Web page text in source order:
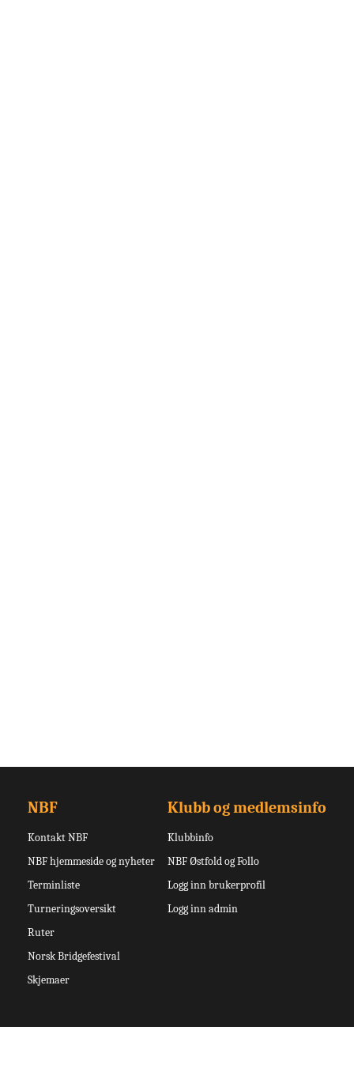
NBF
Kontakt NBF
NBF hjemmeside og nyheter
Terminliste
Turneringsoversikt
Ruter
Norsk Bridgefestival
Skjemaer
Klubb og medlemsinfo
Klubbinfo
NBF Østfold og Follo
Logg inn brukerprofil
Logg inn admin